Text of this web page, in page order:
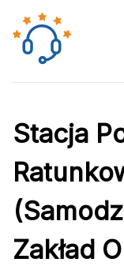
Stacja
Zakład